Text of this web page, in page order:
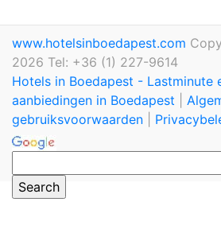
www.hotelsinboedapest.com
2026 Tel: +36 (1) 227-9614
Hotels in Boedapest - Lastminute
aanbiedingen in Boedapest
gebruiksvoorwaarden